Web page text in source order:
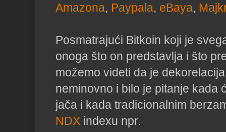
Amazona, Paypala, eBaya,
Posmatrajući Bitkoin koji je
onoga što on predstavlja i što
možemo videti da je
neminovno i bilo je pitanje kada
jača i kada tradicionalnim
NDX indexu npr.